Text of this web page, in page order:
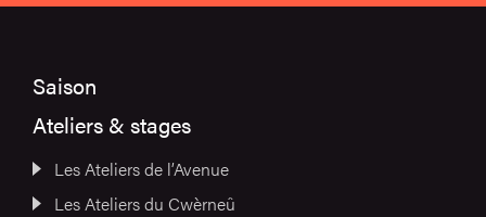
Saison
Ateliers & stages
Les Ateliers de l’Avenue
Les Ateliers du Cwèrneû